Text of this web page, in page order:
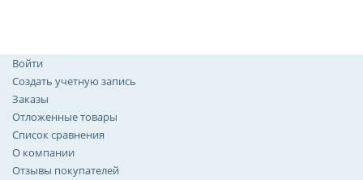
Войти
Создать учетную запись
Заказы
Отложенные товары
Список сравнения
О компании
Отзывы покупателей